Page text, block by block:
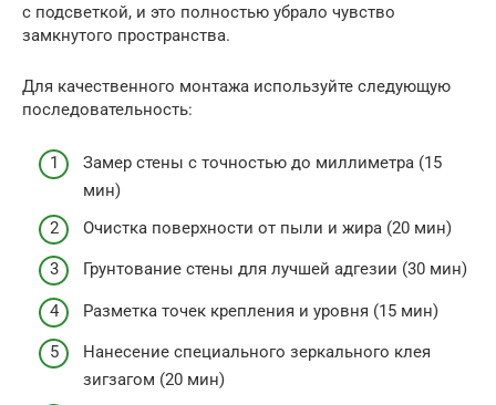
с подсветкой, и это полностью убрало чувство
замкнутого пространства.
Для качественного монтажа используйте следующую
последовательность:
Замер стены с точностью до миллиметра (15
мин)
Очистка поверхности от пыли и жира (20 мин)
Грунтование стены для лучшей адгезии (30 мин)
Разметка точек крепления и уровня (15 мин)
Нанесение специального зеркального клея
зигзагом (20 мин)